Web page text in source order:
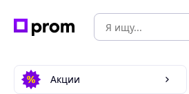
Акции